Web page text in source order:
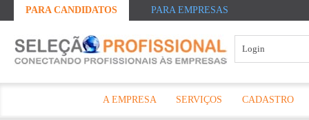
PARA CANDIDATOS PARA EMPRESAS
A EMPRESA SERVIÇOS CADASTRO